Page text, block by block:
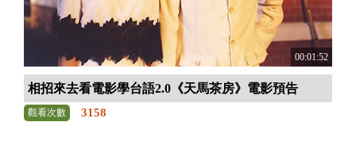
00:01:52
相招來去看電影學台語2.0《天馬茶房》電影預告
觀看次數 3158